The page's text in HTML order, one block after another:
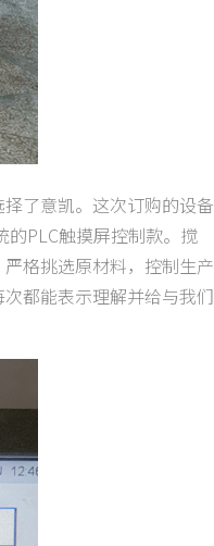
了意凯。这次订购的设备
PLC触摸屏控制款。搅
格挑选原材料，控制生产
都能表示理解并给与我们